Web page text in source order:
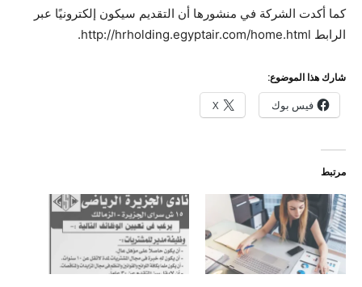
كما أكدت الشركة في منشورها أن التقديم سيكون إلكترونيًا عبر
الرابط http://hrholding.egyptair.com/home.html.
شارك هذا الموضوع:
فيس بوك X
مرتبط